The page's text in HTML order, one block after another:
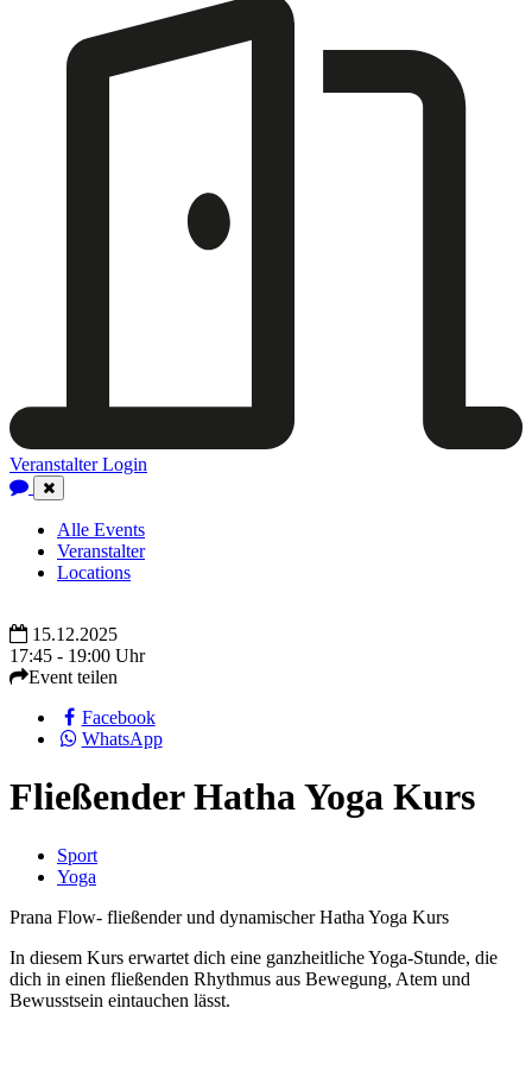
Veranstalter Login
Close
Navigation
Alle Events
Veranstalter
Locations
15.12.2025
17:45 - 19:00 Uhr
Event teilen
Facebook
WhatsApp
Fließender Hatha Yoga Kurs
Sport
Yoga
Prana Flow- fließender und dynamischer Hatha Yoga Kurs
In diesem Kurs erwartet dich eine ganzheitliche Yoga-Stunde, die
dich in einen fließenden Rhythmus aus Bewegung, Atem und
Bewusstsein eintauchen lässt.